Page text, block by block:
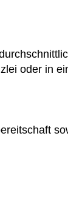
oder in